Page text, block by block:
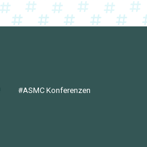
#ASMC Konferenzen